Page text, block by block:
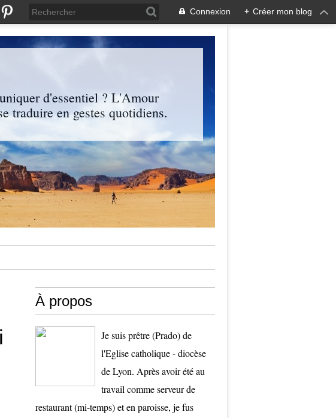
Connexion + Créer mon blog
d'essentiel ? L'Amour
traduire en gestes quotidiens.
À propos
Je suis prêtre (Prado) de
l'Eglise catholique - diocèse
de Lyon. Après avoir été au
travail comme serveur de
restaurant (mi-temps) et en paroisse, je fus